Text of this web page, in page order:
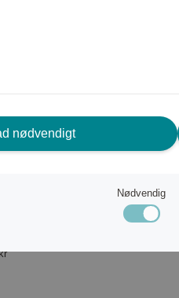
Kettlebell 5-14 kg
nødvendigt
Nødvendig